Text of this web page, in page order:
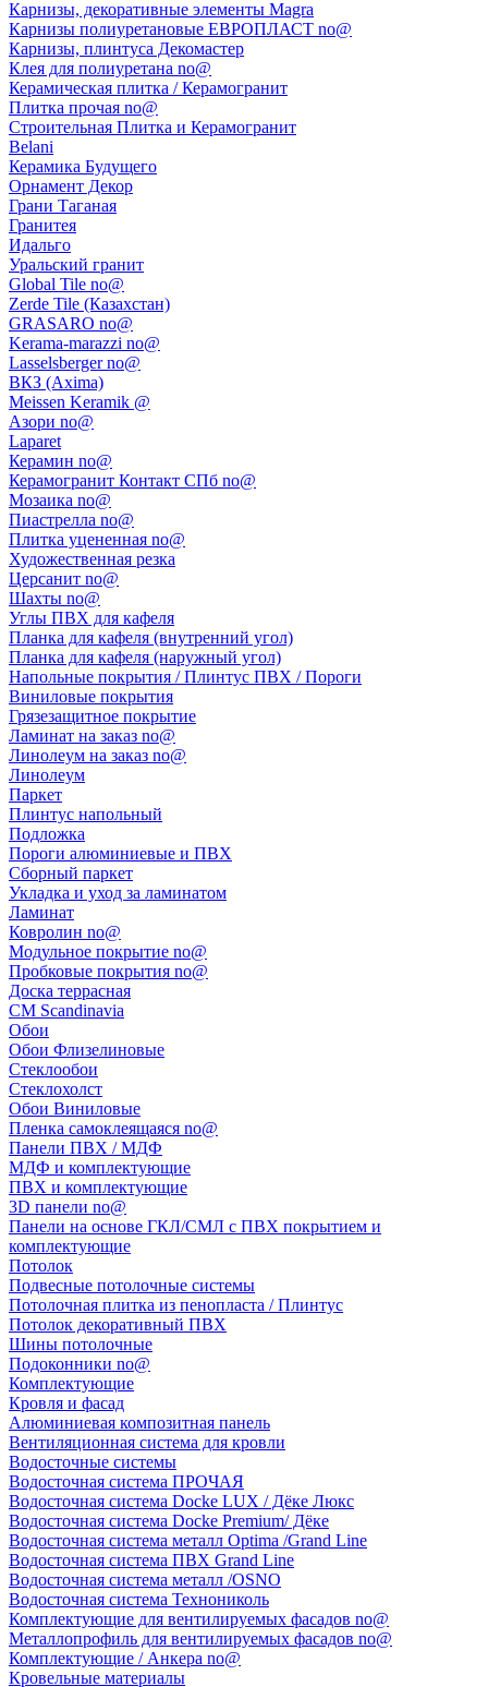
Карнизы, декоративные элементы Magra
Карнизы полиуретановые ЕВРОПЛАСТ no@
Карнизы, плинтуса Декомастер
Клея для полиуретана no@
Керамическая плитка / Керамогранит
Плитка прочая no@
Строительная Плитка и Керамогранит
Belani
Керамика Будущего
Орнамент Декор
Грани Таганая
Гранитея
Идальго
Уральский гранит
Global Tile no@
Zerde Tile (Казахстан)
GRASARO no@
Kerama-marazzi no@
Lasselsberger no@
ВКЗ (Axima)
Meissen Keramik @
Азори no@
Laparet
Керамин no@
Керамогранит Контакт СПб no@
Мозаика no@
Пиастрелла no@
Плитка уцененная no@
Художественная резка
Церсанит no@
Шахты no@
Углы ПВХ для кафеля
Планка для кафеля (внутренний угол)
Планка для кафеля (наружный угол)
Напольные покрытия / Плинтус ПВХ / Пороги
Виниловые покрытия
Грязезащитное покрытие
Ламинат на заказ no@
Линолеум на заказ no@
Линолеум
Паркет
Плинтус напольный
Подложка
Пороги алюминиевые и ПВХ
Сборный паркет
Укладка и уход за ламинатом
Ламинат
Ковролин no@
Модульное покрытие no@
Пробковые покрытия no@
Доска террасная
CM Scandinavia
Обои
Обои Флизелиновые
Стеклообои
Стеклохолст
Обои Виниловые
Пленка самоклеящаяся no@
Панели ПВХ / МДФ
МДФ и комплектующие
ПВХ и комплектующие
3D панели no@
Панели на основе ГКЛ/СМЛ с ПВХ покрытием и
комплектующие
Потолок
Подвесные потолочные системы
Потолочная плитка из пенопласта / Плинтус
Потолок декоративный ПВХ
Шины потолочные
Подоконники no@
Комплектующие
Кровля и фасад
Алюминиевая композитная панель
Вентиляционная система для кровли
Водосточные системы
Водосточная система ПРОЧАЯ
Водосточная система Docke LUX / Дёке Люкс
Водосточная система Docke Premium/ Дёке
Водосточная система металл Optima /Grand Line
Водосточная система ПВХ Grand Line
Водосточная система металл /OSNO
Водосточная система Технониколь
Комплектующие для вентилируемых фасадов no@
Металлопрофиль для вентилируемых фасадов no@
Комплектующие / Анкера no@
Кровельные материалы